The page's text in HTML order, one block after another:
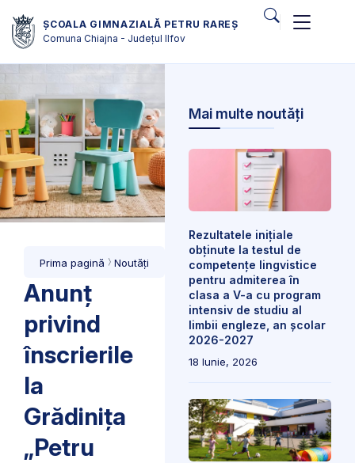
ȘCOALA GIMNAZIALĂ PETRU RAREȘ
Comuna Chiajna - Județul Ilfov
Prima pagină Noutăți
Anunț
privind
înscrierile
la
Grădinița
„Petru
Mai multe noutăți
Rezultatele inițiale
obținute la testul de
competențe lingvistice
pentru admiterea în
clasa a V-a cu program
intensiv de studiu al
limbii engleze, an școlar
2026-2027
18 Iunie, 2026